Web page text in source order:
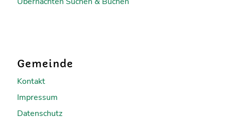
Gemeinde
Kontakt
Impressum
Datenschutz